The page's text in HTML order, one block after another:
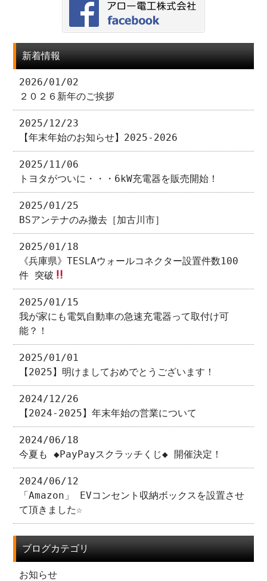
新着情報
2026/01/02
２０２６新年のご挨拶
2025/12/23
【年末年始のお知らせ】2025-2026
2025/11/06
トヨタがついに・・・6kW充電器を販売開始！
2025/01/25
BSアンテナのみ撤去［加古川市］
2025/01/18
《兵庫県》TESLAウォールコネクター設置件数100
件 突破
2025/01/15
我が家にも電気自動車の急速充電器って取付け可
能？！
2025/01/01
【2025】明けましておめでとうございます！
2024/12/26
【2024-2025】年末年始の営業について
2024/06/18
今夏も ◆PayPayスクラッチくじ◆ 開催決定！
2024/06/12
「Amazon」 EVコンセント収納ボックスを設置させ
て頂きました☆
ブログカテゴリ
お知らせ